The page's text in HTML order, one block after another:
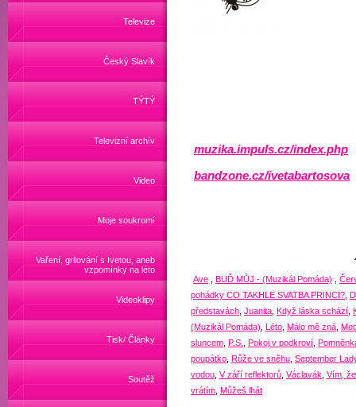
Televize
Český Slavík
TÝTÝ
Televizní archív
Video
Moje soukromí
Vaření, grilování s Ivetou, aneb
vzpomínky na léto
Videoklipy
Tisk/ Články
Soutěž
muzika.impuls.cz/index.php
bandzone.cz/ivetabartosova
Ave BUĎ MŮJ - (Muzikál Pomáda)
pohádky CO TAKHLE SVATBA PRINCI?
představách Juanita Když láska schází
(Muzikál Pomáda) Léto Málo mě zná
sluncem P.S. Pokoj v podkroví
poupátko Růže ve sněhu September
vodou V září reflektorů Václavák Vím,
vrátím Můžeš lhát